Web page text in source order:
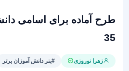
طرح آماده برای اسامی
35
زهرا نوروزی #بنر دانش آموزان برتر